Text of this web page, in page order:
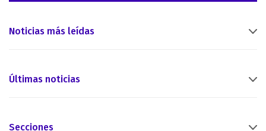
Noticias más leídas
Últimas noticias
Secciones